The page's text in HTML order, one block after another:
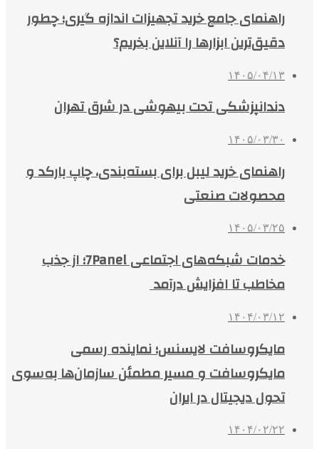
راهنمای جامع خرید تجهیزات اندازه گیری؛ چطور
دقیق‌ترین ابزارها را آنلاین بخریم؟
۱۴۰۵/۰۴/۱۳
دندانپزشکی تحت بیهوشی در شرق تهران
۱۴۰۵/۰۳/۳۰
راهنمای خرید لیبل برای بسته‌بندی، چاپ بارکد و
محصولات صنعتی
۱۴۰۵/۰۳/۲۵
خدمات شبکه‌های اجتماعی 7Panel؛ از جذب
مخاطب تا افزایش درآمد
۱۴۰۴/۰۳/۱۲
مایکروسافت لایسنس؛ نماینده رسمی
مایکروسافت و مسیر مطمئن سازمان‌ها به‌سوی
تحول دیجیتال در ایران
۱۴۰۴/۰۲/۲۲